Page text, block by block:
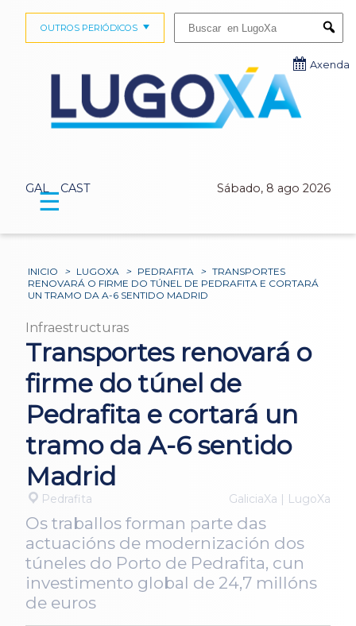
GAL CAST Sábado, 8 ago 2026
OUTROS PERIÓDICOS
Axenda
☰
INICIO > LUGOXA > PEDRAFITA > TRANSPORTES
RENOVARÁ O FIRME DO TÚNEL DE PEDRAFITA E CORTARÁ
UN TRAMO DA A-6 SENTIDO MADRID
Infraestructuras
Transportes renovará o
firme do túnel de
Pedrafita e cortará un
tramo da A-6 sentido
Madrid
Pedrafita GaliciaXa | LugoXa
Os traballos forman parte das
actuacións de modernización dos
túneles do Porto de Pedrafita, cun
investimento global de 24,7 millóns
de euros